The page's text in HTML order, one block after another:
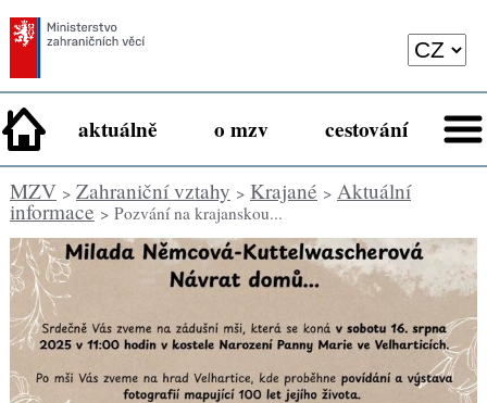
aktuálně o mzv cestování
MZV> Zahraniční vztahy > Krajané > Aktuální
informace > Pozvání na krajanskou...